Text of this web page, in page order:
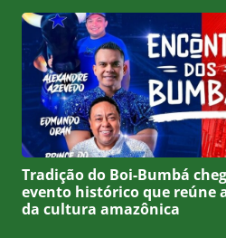
Tradição do Boi-Bumbá
evento histórico que reúne
da cultura amazônica